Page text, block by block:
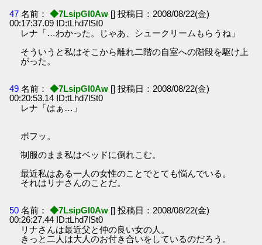
47 名前： ◆7LsipGI0Aw [] 投稿日：2008/08/22(金)
00:17:37.09 ID:tLhd7lSt0
レナ「…わかった。じゃあ、シュークリームもらうね」
そういうと私はそこから離れ二階の自室への階段を駆け上
がった。
49 名前： ◆7LsipGI0Aw [] 投稿日：2008/08/22(金)
00:20:53.14 ID:tLhd7lSt0
レナ「はぁ…」
ボフッ。
制服のまま私はベッドに倒れこむ。
最近私はある一人の女性のことでとても悩んでいる。
それはリナさんのことだ。
50 名前： ◆7LsipGI0Aw [] 投稿日：2008/08/22(金)
00:26:27.44 ID:tLhd7lSt0
リナさんは最近父と仲の良い女の人。
きっと二人は大人のお付き合いをしているのだろう。